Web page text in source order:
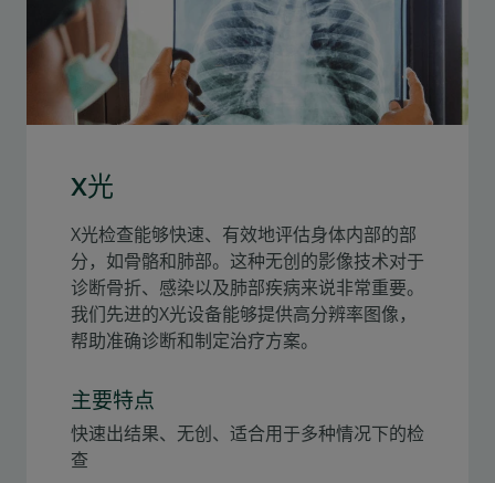
X光
X光检查能够快速、有效地评估身体内部的部
分，如骨骼和肺部。这种无创的影像技术对于
诊断骨折、感染以及肺部疾病来说非常重要。
我们先进的X光设备能够提供高分辨率图像，
帮助准确诊断和制定治疗方案。
主要特点
快速出结果、无创、适合用于多种情况下的检
查